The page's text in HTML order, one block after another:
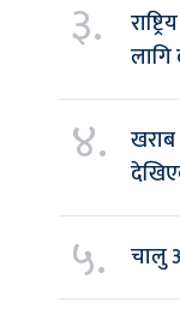
३.
लागि
४.
५. चालु